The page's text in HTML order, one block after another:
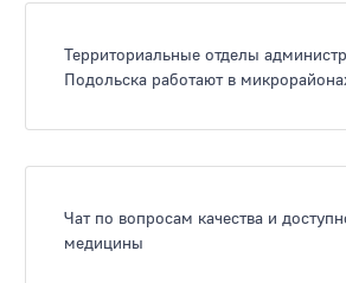
Территориальные отделы
Подольска работают в
Чат по вопросам качества и
медицины